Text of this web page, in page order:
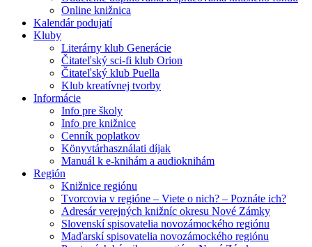
Online knižnica
Kalendár podujatí
Kluby
Literárny klub Generácie
Čitateľský sci-fi klub Orion
Čitateľský klub Puella
Klub kreatívnej tvorby
Informácie
Info pre školy
Info pre knižnice
Cenník poplatkov
Könyvtárhasználati díjak
Manuál k e-knihám a audioknihám
Región
Knižnice regiónu
Tvorcovia v regióne – Viete o nich? – Poznáte ich?
Adresár verejných knižníc okresu Nové Zámky
Slovenskí spisovatelia novozámockého regiónu
Maďarskí spisovatelia novozámockého regiónu